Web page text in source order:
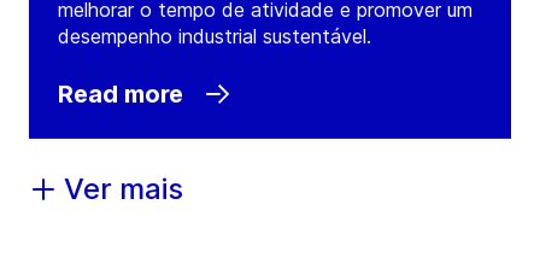
melhorar o tempo de atividade e promover um
desempenho industrial sustentável.
Read more
Ver mais